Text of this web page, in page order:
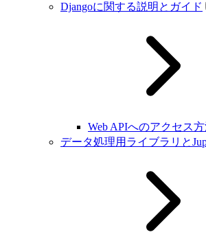
Djangoに関する説明とガイド
Web APIへのアクセス
データ処理用ライブラリと